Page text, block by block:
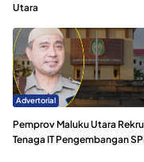
Utara
Advertorial
Pemprov Maluku Utara
Tenaga IT Pengembangan